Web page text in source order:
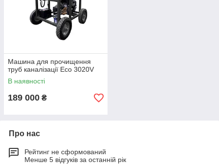
Машина для прочищення
труб каналізації Eco 3020V
В наявності
189 000 ₴
Про нас
Рейтинг не сформований
Менше 5 відгуків за останній рік